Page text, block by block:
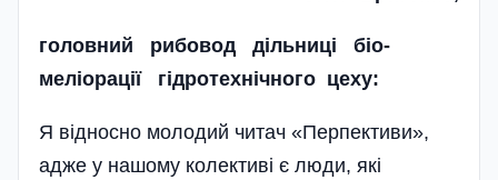
головний рибовод дільниці біо­
меліорації гідротехнічного цеху:
Я відносно молодий читач «Перпективи»,
адже у нашому колективі є люди, які